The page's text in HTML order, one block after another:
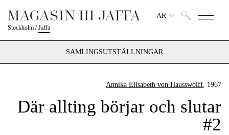
Stockholm /Jaffa
AR
SAMLINGSUTSTÄLLNINGAR
Annika Elisabeth von Hausswolff, 1967
Där allting börjar och slutar
#2